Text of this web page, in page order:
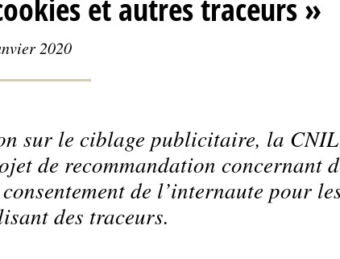
et autres traceurs »
2020
sur le ciblage publicitaire, la CNIL
de recommandation concernant
de l’internaute pour
des traceurs.